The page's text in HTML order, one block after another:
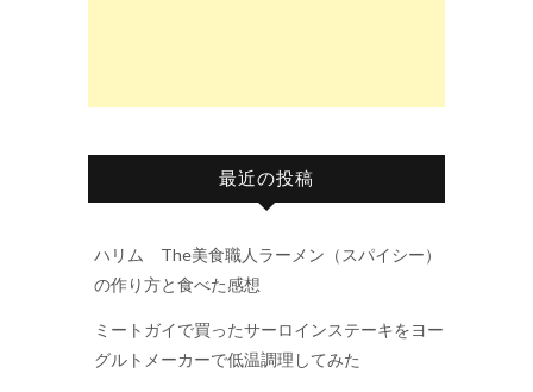
最近の投稿
ハリム The美食職人ラーメン（スパイシー）
の作り方と食べた感想
ミートガイで買ったサーロインステーキをヨー
グルトメーカーで低温調理してみた